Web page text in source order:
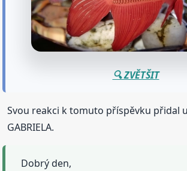
🔍 ZVĚTŠIT
Svou reakci k tomuto příspěvku přidal
GABRIELA.
Dobrý den,